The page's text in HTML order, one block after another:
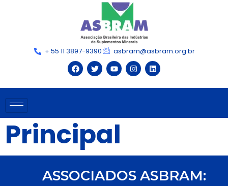
+ 55 11 3897-9390 asbram@asbram.org.br
Principal
ASSOCIADOS ASBRAM: